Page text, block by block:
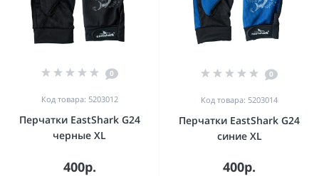
0
Код товара: 5203012
Перчатки EastShark G24
черные XL
400р.
0
Код товара: 5203014
Перчатки EastShark G24
синие XL
400р.